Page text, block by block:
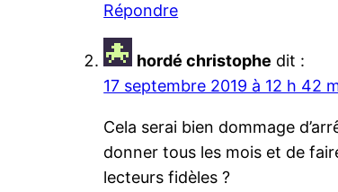
Répondre
hordé christophe dit :
17 septembre 2019 à 12 h 42
Cela serai bien dommage
donner tous les mois et de
lecteurs fidèles ?